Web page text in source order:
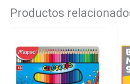
Productos